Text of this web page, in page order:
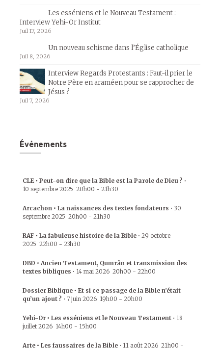
Les esséniens et le Nouveau Testament :
Interview Yehi-Or Institut
Juil 17, 2026
Un nouveau schisme dans l’Église catholique
Juil 8, 2026
Interview Regards Protestants : Faut-il prier le
Notre Père en araméen pour se rapprocher de
Jésus ?
Juil 7, 2026
Événements
CLE • Peut-on dire que la Bible est la Parole de Dieu ? •
10 septembre 2025 20h00 - 21h30
Arcachon • La naissances des textes fondateurs • 30
septembre 2025 20h00 - 21h30
RAF • La fabuleuse histoire de la Bible • 29 octobre
2025 22h00 - 23h30
DBD • Ancien Testament, Qumrân et transmission des
textes bibliques • 14 mai 2026 20h00 - 22h00
Dossier Biblique • Et si ce passage de la Bible n’était
qu’un ajout ? • 7 juin 2026 19h00 - 20h00
Yehi-Or • Les esséniens et le Nouveau Testament • 18
juillet 2026 14h00 - 15h00
Arte • Les faussaires de la Bible • 11 août 2026 21h00 -